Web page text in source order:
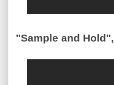
"Sample and Hold",